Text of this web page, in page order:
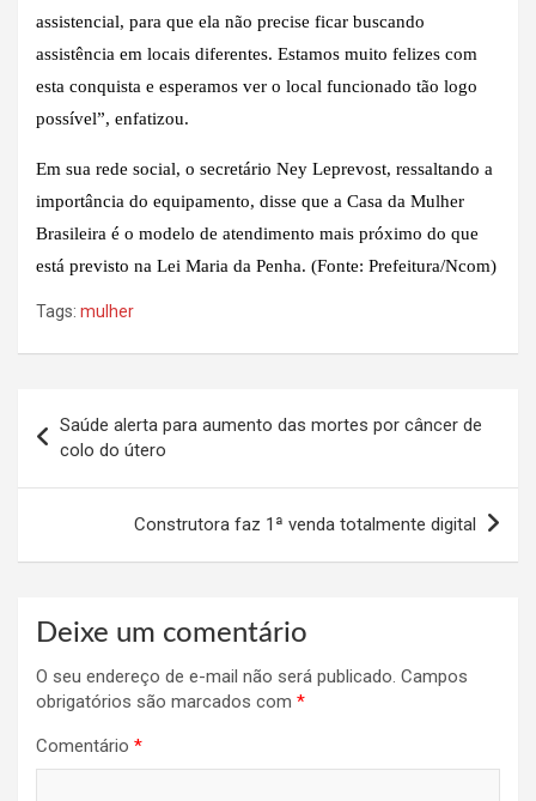
assistencial, para que ela não precise ficar buscando
assistência em locais diferentes. Estamos muito felizes com
esta conquista e esperamos ver o local funcionado tão logo
possível”, enfatizou.
Em sua rede social, o secretário Ney Leprevost, ressaltando a
importância do equipamento, disse que a Casa da Mulher
Brasileira é o modelo de atendimento mais próximo do que
está previsto na Lei Maria da Penha. (Fonte: Prefeitura/Ncom)
Tags: mulher
de
Post
Saúde alerta para aumento das mortes por câncer de
colo do útero
Construtora faz 1ª venda totalmente digital
Deixe um comentário
O seu endereço de e-mail não será publicado. Campos
obrigatórios são marcados com *
Comentário *